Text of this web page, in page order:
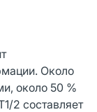
Около
около 50 %
2 составляет